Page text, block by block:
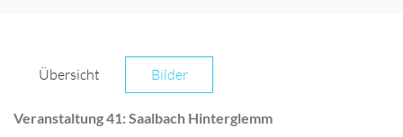
Übersicht Bilder
Veranstaltung 41: Saalbach Hinterglemm